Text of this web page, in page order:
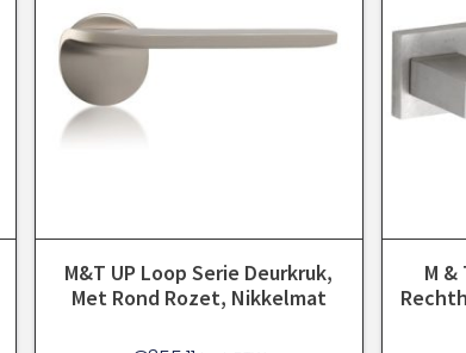
M&T UP Loop Serie Deurkruk,
Met Rond Rozet, Nikkelmat
M &